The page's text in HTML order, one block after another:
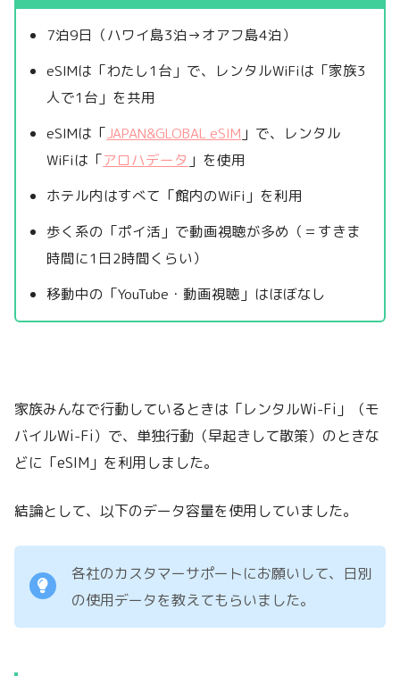
7泊9日（ハワイ島3泊→オアフ島4泊）
eSIMは「わたし1台」で、レンタルWiFiは「家族3
人で1台」を共用
eSIMは「JAPAN&GLOBAL eSIM 」で、レンタル
WiFiは「アロハデータ 」を使用
ホテル内はすべて「館内のWiFi」を利用
歩く系の「ポイ活」で動画視聴が多め（＝すきま
時間に1日2時間くらい）
移動中の「YouTube・動画視聴」はほぼなし
家族みんなで行動しているときは「レンタルWi-Fi」（モ
バイルWi-Fi）で、単独行動（早起きして散策）のときな
どに「eSIM」を利用しました。
結論として、以下のデータ容量を使用していました。
各社のカスタマーサポートにお願いして、日別
の使用データを教えてもらいました。